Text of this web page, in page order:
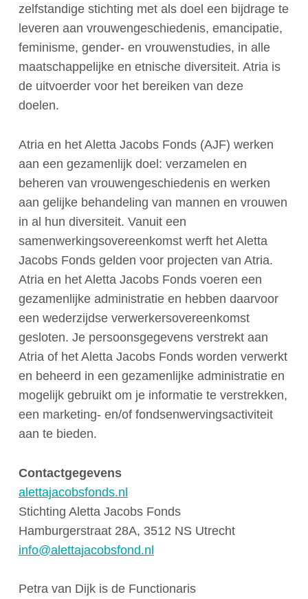
zelfstandige stichting met als doel een bijdrage te
leveren aan vrouwengeschiedenis, emancipatie,
feminisme, gender- en vrouwenstudies, in alle
maatschappelijke en etnische diversiteit. Atria is
de uitvoerder voor het bereiken van deze
doelen.
Atria en het Aletta Jacobs Fonds (AJF) werken
aan een gezamenlijk doel: verzamelen en
beheren van vrouwengeschiedenis en werken
aan gelijke behandeling van mannen en vrouwen
in al hun diversiteit. Vanuit een
samenwerkingsovereenkomst werft het Aletta
Jacobs Fonds gelden voor projecten van Atria.
Atria en het Aletta Jacobs Fonds voeren een
gezamenlijke administratie en hebben daarvoor
een wederzijdse verwerkersovereenkomst
gesloten. Je persoonsgegevens verstrekt aan
Atria of het Aletta Jacobs Fonds worden verwerkt
en beheerd in een gezamenlijke administratie en
mogelijk gebruikt om je informatie te verstrekken,
een marketing- en/of fondsenwervingsactiviteit
aan te bieden.
Contactgegevens
alettajacobsfonds.nl
Stichting Aletta Jacobs Fonds
Hamburgerstraat 28A, 3512 NS Utrecht
info@alettajacobsfond.nl
Petra van Dijk is de Functionaris